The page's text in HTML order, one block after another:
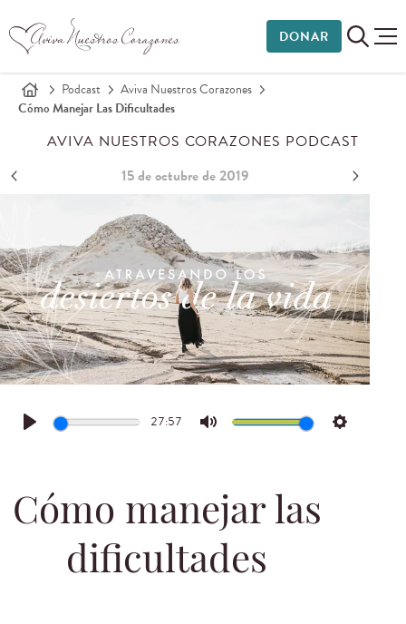
DONAR
Podcast
Aviva Nuestros Corazones
Cómo Manejar Las Dificultades
AVIVA NUESTROS CORAZONES PODCAST
15 de octubre de 2019
Play
27:57
Mute Settings
Cómo manejar las
dificultades